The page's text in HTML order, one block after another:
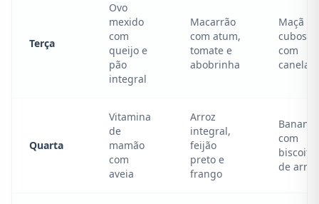
Terça
Ovo
mexido
com
queijo e
pão
integral
Macarrão
com atum,
tomate e
abobrinha
Maçã
cubos
com
canela
Quarta
Vitamina
de
mamão
com
aveia
Arroz
integral,
feijão
preto e
frango
Banana
com
biscoito
de arroz